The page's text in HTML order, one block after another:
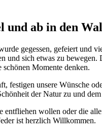
und ab in den
gegessen, gefeiert und
und sich etwas zu bewegen.
schönen Momente denken.
festigen unsere Wünsche
der Natur zu und
entfliehen wollen oder die
ist herzlich Willkommen.